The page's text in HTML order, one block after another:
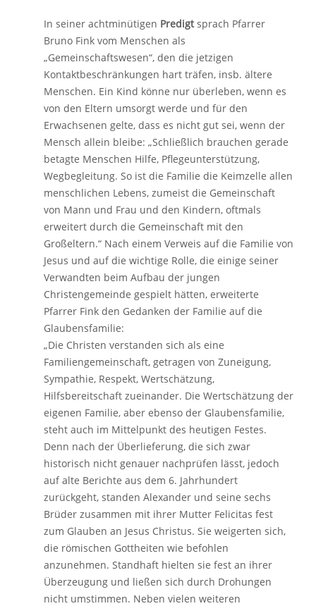
In seiner achtminütigen Predigtsprach Pfarrer
Bruno Fink vom Menschen als
„Gemeinschaftswesen“, den die jetzigen
Kontaktbeschränkungen hart träfen, insb. ältere
Menschen. Ein Kind könne nur überleben, wenn es
von den Eltern umsorgt werde und für den
Erwachsenen gelte, dass es nicht gut sei, wenn der
Mensch allein bleibe: „Schließlich brauchen gerade
betagte Menschen Hilfe, Pflegeunterstützung,
Wegbegleitung. So ist die Familie die Keimzelle allen
menschlichen Lebens, zumeist die Gemeinschaft
von Mann und Frau und den Kindern, oftmals
erweitert durch die Gemeinschaft mit den
Großeltern.“ Nach einem Verweis auf die Familie von
Jesus und auf die wichtige Rolle, die einige seiner
Verwandten beim Aufbau der jungen
Christengemeinde gespielt hätten, erweiterte
Pfarrer Fink den Gedanken der Familie auf die
Glaubensfamilie:
„Die Christen verstanden sich als eine
Familiengemeinschaft, getragen von Zuneigung,
Sympathie, Respekt, Wertschätzung,
Hilfsbereitschaft zueinander. Die Wertschätzung der
eigenen Familie, aber ebenso der Glaubensfamilie,
steht auch im Mittelpunkt des heutigen Festes.
Denn nach der Überlieferung, die sich zwar
historisch nicht genauer nachprüfen lässt, jedoch
auf alte Berichte aus dem 6. Jahrhundert
zurückgeht, standen Alexander und seine sechs
Brüder zusammen mit ihrer Mutter Felicitas fest
zum Glauben an Jesus Christus. Sie weigerten sich,
die römischen Gottheiten wie befohlen
anzunehmen. Standhaft hielten sie fest an ihrer
Überzeugung und ließen sich durch Drohungen
nicht umstimmen. Neben vielen weiteren